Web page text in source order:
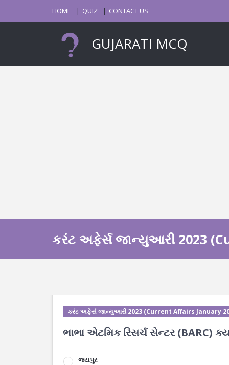
HOME QUIZ CONTACT US
GUJARATI MCQ
કરંટ અફેર્સ જાન્યુઆરી 2023
કરંટ અફેર્સ જાન્યુઆરી 2023 (Current Affairs January
ભાભા એટમિક રિસર્ચ સેન્ટર (BARC)
જયપુર